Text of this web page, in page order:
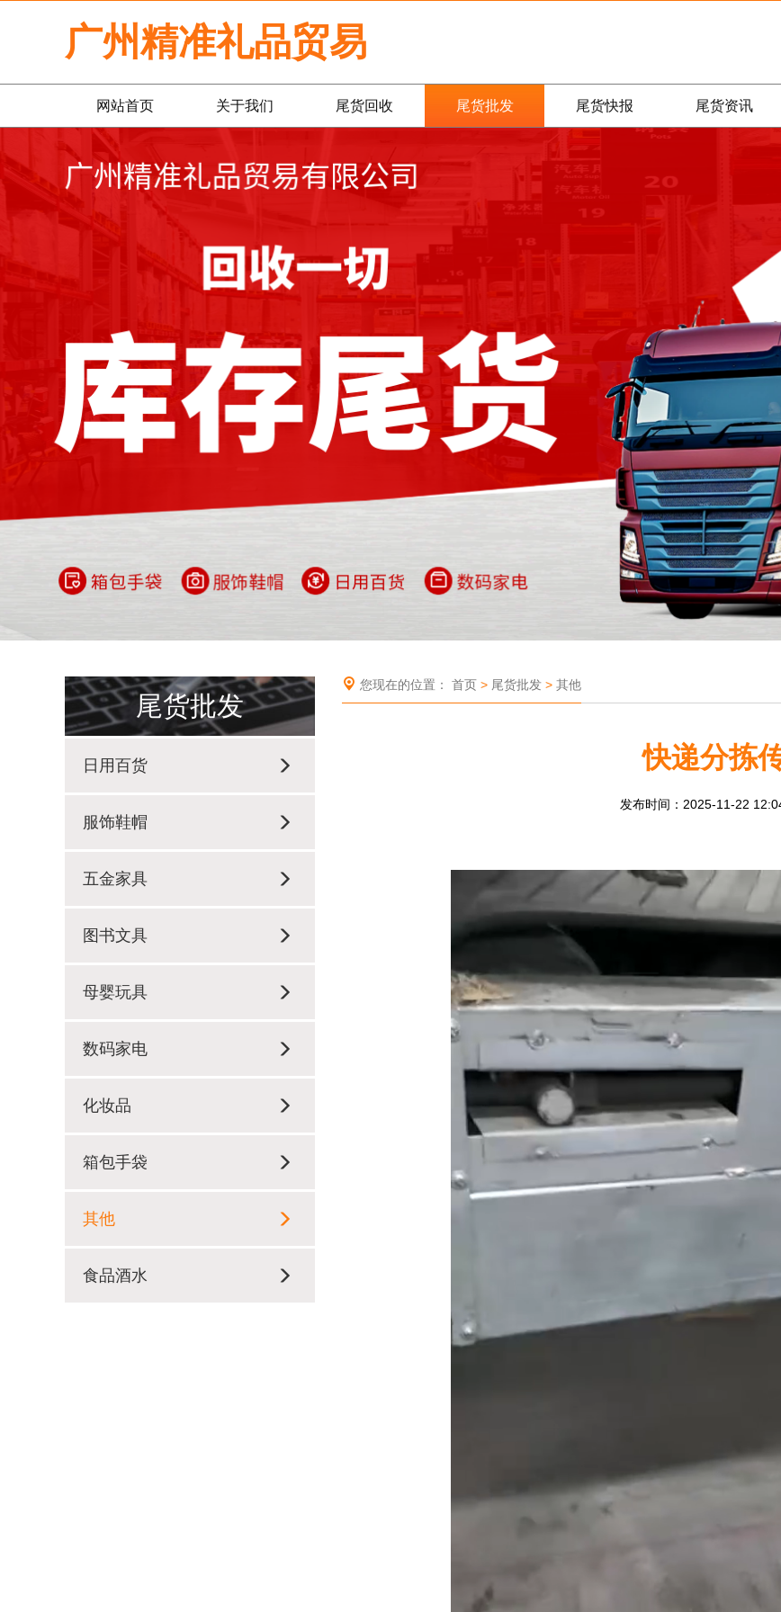
广州精准礼品贸易
网站首页 关于我们 尾货回收 尾货批发 尾货快报 尾货资讯
尾货批发
日用百货
服饰鞋帽
五金家具
图书文具
母婴玩具
数码家电
化妆品
箱包手袋
其他
食品酒水
您现在的位置： 首页> 尾货批发> 其他
快递分拣
发布时间：2025-11-22